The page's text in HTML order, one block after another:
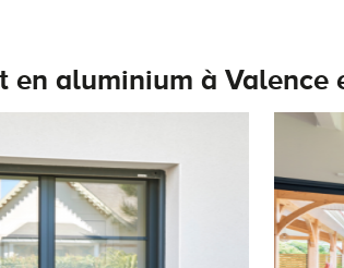
en aluminium à Valence